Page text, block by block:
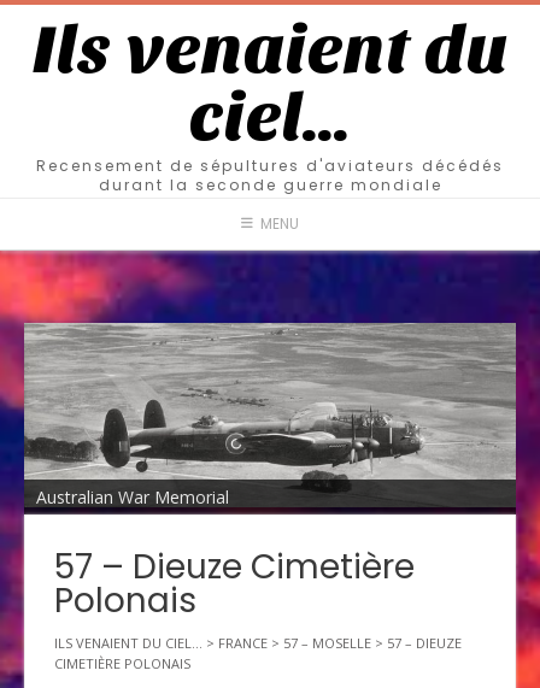
Ils venaient du
ciel…
Recensement de sépultures d'aviateurs décédés
durant la seconde guerre mondiale
MENU
Australian War Memorial
57 – Dieuze Cimetière
Polonais
ILS VENAIENT DU CIEL... > FRANCE > 57 – MOSELLE > 57 – DIEUZE
CIMETIÈRE POLONAIS